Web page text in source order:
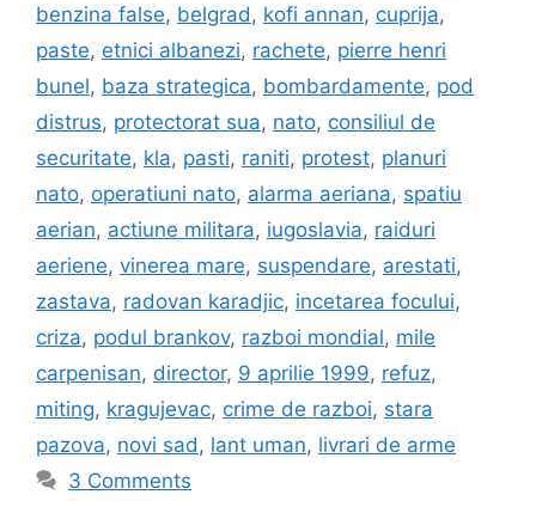
benzina false, belgrad , kofi annan, cuprija,
paste, etnici albanezi, rachete, pierre henri
bunel, baza strategica, bombardamente, pod
distrus, protectorat sua, nato, consiliul de
securitate, kla, pasti, raniti, protest, planuri
nato, operatiuni nato, alarma aeriana, spatiu
aerian, actiune militara, iugoslavia, raiduri
aeriene, vinerea mare, suspendare, arestati,
zastava, radovan karadjic, incetarea focului,
criza, podul brankov, razboi mondial, mile
carpenisan, director, 9 aprilie 1999, refuz,
miting, kragujevac, crime de razboi, stara
pazova, novi sad , lant uman, livrari de arme
3 Comments